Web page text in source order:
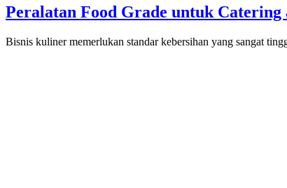
Peralatan Food Grade untuk
Bisnis kuliner memerlukan standar kebersihan yang sangat